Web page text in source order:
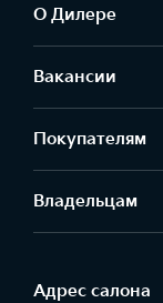
О Дилере
Вакансии
Покупателям
Владельцам
Адрес салонa